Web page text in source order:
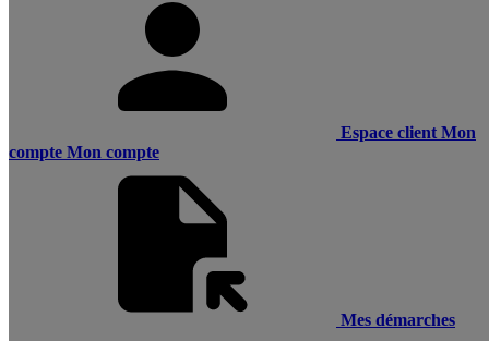
Espace client Mon
compte Mon compte
Mes démarches